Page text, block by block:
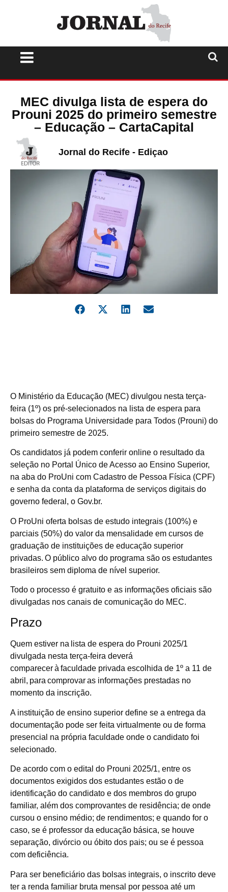
MEC divulga lista de espera do
Prouni 2025 do primeiro semestre
– Educação – CartaCapital
Jornal do Recife - Ediçao
O Ministério da Educação (MEC) divulgou nesta terça-
feira (1º) os pré-selecionados na lista de espera para
bolsas do Programa Universidade para Todos (Prouni) do
primeiro semestre de 2025.
Os candidatos já podem conferir online o resultado da
seleção no Portal Único de Acesso ao Ensino Superior,
na aba do ProUni com Cadastro de Pessoa Física (CPF)
e senha da conta da plataforma de serviços digitais do
governo federal, o Gov.br.
O ProUni oferta bolsas de estudo integrais (100%) e
parciais (50%) do valor da mensalidade em cursos de
graduação de instituições de educação superior
privadas. O público alvo do programa são os estudantes
brasileiros sem diploma de nível superior.
Todo o processo é gratuito e as informações oficiais são
divulgadas nos canais de comunicação do MEC.
Prazo
Quem estiver na lista de espera do Prouni 2025/1
divulgada nesta terça-feira deverá
comparecer à faculdade privada escolhida de 1º a 11 de
abril, para comprovar as informações prestadas no
momento da inscrição.
A instituição de ensino superior define se a entrega da
documentação pode ser feita virtualmente ou de forma
presencial na própria faculdade onde o candidato foi
selecionado.
De acordo com o edital do Prouni 2025/1, entre os
documentos exigidos dos estudantes estão o de
identificação do candidato e dos membros do grupo
familiar, além dos comprovantes de residência; de onde
cursou o ensino médio; de rendimentos; e quando for o
caso, se é professor da educação básica, se houve
separação, divórcio ou óbito dos pais; ou se é pessoa
com deficiência.
Para ser beneficiário das bolsas integrais, o inscrito deve
ter a renda familiar bruta mensal por pessoa até um